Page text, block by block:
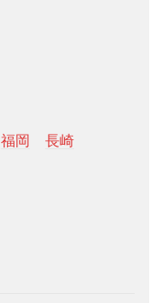
福岡
長崎